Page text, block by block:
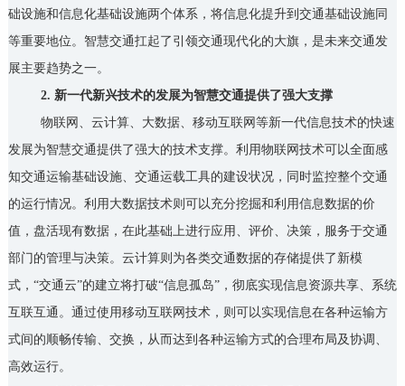
础设施和信息化基础设施两个体系，将信息化提升到交通基础设施同
等重要地位。智慧交通扛起了引领交通现代化的大旗，是未来交通发
展主要趋势之一。
2. 新一代新兴技术的发展为智慧交通提供了强大支撑
物联网、云计算、大数据、移动互联网等新一代信息技术的快速
发展为智慧交通提供了强大的技术支撑。利用物联网技术可以全面感
知交通运输基础设施、交通运载工具的建设状况，同时监控整个交通
的运行情况。利用大数据技术则可以充分挖掘和利用信息数据的价
值，盘活现有数据，在此基础上进行应用、评价、决策，服务于交通
部门的管理与决策。云计算则为各类交通数据的存储提供了新模
式，“交通云”的建立将打破“信息孤岛”，彻底实现信息资源共享、系统
互联互通。通过使用移动互联网技术，则可以实现信息在各种运输方
式间的顺畅传输、交换，从而达到各种运输方式的合理布局及协调、
高效运行。